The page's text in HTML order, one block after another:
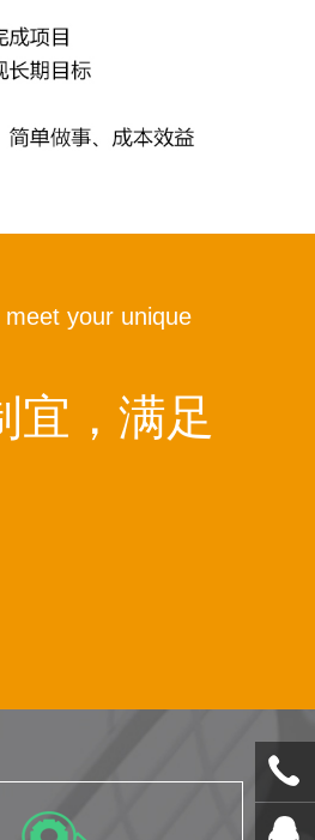
your unique
宜，满足